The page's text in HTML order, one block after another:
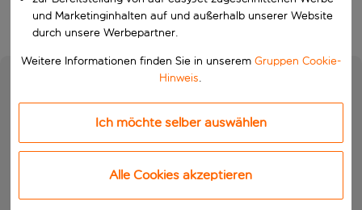
und Marketinginhalten auf und außerhalb unserer Website
durch unsere Werbepartner.
Weitere Informationen finden Sie in unserem Gruppen Cookie-
Hinweis.
Ich möchte selber auswählen
Alle Cookies akzeptieren